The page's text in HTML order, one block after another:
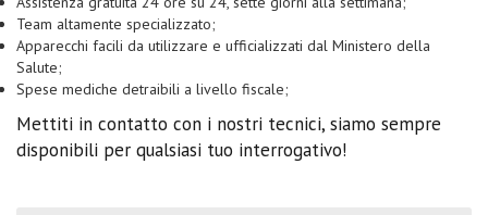
Team altamente specializzato;
Apparecchi facili da utilizzare e ufficializzati dal Ministero della
Salute;
Spese mediche detraibili a livello fiscale;
Mettiti in contatto con i nostri tecnici, siamo sempre
disponibili per qualsiasi tuo interrogativo!